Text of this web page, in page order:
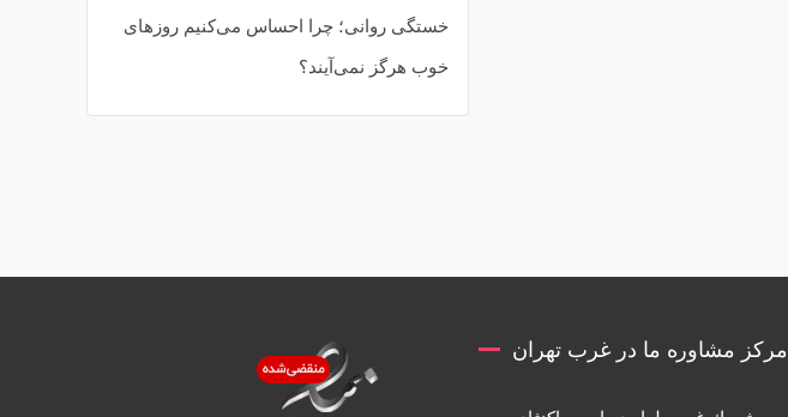
خستگی روانی؛ چرا احساس می‌کنیم روزهای
خوب هرگز نمی‌آیند؟
مرکز مشاوره ما در غرب تهران